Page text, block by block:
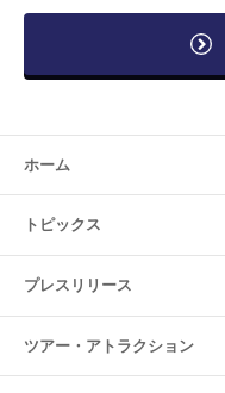
ホーム
トピックス
プレスリリース
ツアー・ アトラクション